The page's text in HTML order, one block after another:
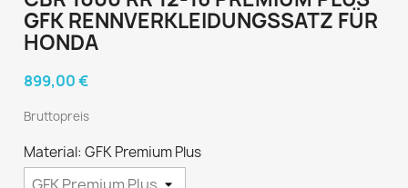
GFK RENNVERKLEIDUNGSSATZ FÜR
HONDA
899,00 €
Bruttopreis
Material: GFK Premium Plus